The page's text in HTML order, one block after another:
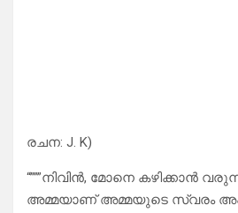
രചന: J. K)
“”””നിവിൻ, മോനെ കഴിക്കാൻ
അമ്മയാണ് അമ്മയുടെ സ്വരം